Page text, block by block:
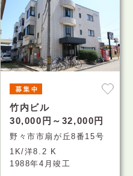
竹内ビル
30,000円～32,000円
野々市市扇が丘8番15号
1K/洋8.2 K
1988年4月竣工